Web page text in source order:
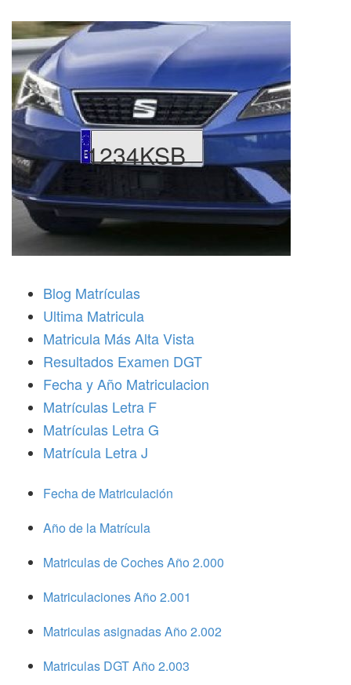
1234KSB
Blog Matrículas
Ultima Matricula
Matricula Más Alta Vista
Resultados Examen DGT
Fecha y Año Matriculacion
Matrículas Letra F
Matrículas Letra G
Matrícula Letra J
Fecha de Matriculación
Año de la Matrícula
Matriculas de Coches Año 2.000
Matriculaciones Año 2.001
Matriculas asignadas Año 2.002
Matriculas DGT Año 2.003